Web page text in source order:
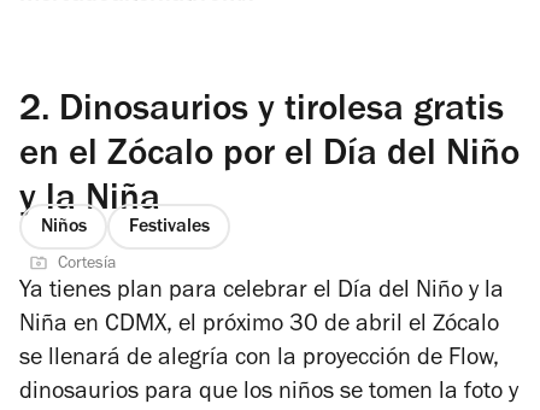
2. Dinosaurios y tirolesa gratis
en el Zócalo por el Día del Niño
y la Niña
Niños Festivales
Cortesía
Ya tienes plan para celebrar el Día del Niño y la
Niña en CDMX, el próximo 30 de abril el Zócalo
se llenará de alegría con la proyección de Flow,
dinosaurios para que los niños se tomen la foto y